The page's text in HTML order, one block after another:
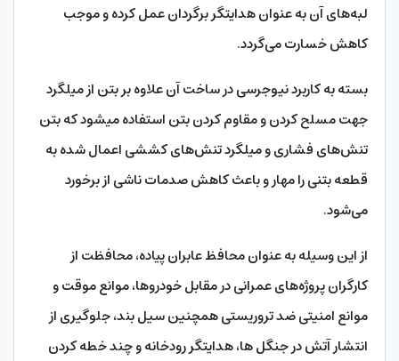
لبه‌‌‌‌های آن به عنوان هدایتگر برگردان عمل کرده و موجب
کاهش خسارت می‌گردد.
بسته به کاربرد نیوجرسی در ساخت آن علاوه بر بتن از میلگرد
جهت مسلح کردن و مقاوم کردن بتن استفاده میشود که بتن
تنش‌‌‌‌های فشاری و میلگرد تنش‌‌‌‌های کششی اعمال شده به
قطعه بتنی را مهار و باعث کاهش صدمات ناشی از برخورد
می‌شود.
از این وسیله به عنوان محافظ عابران پیاده، محافظت از
کارگران پروژه‌‌‌‌های عمرانی در مقابل خودروها، موانع موقت و
موانع امنیتی ضد تروریستی همچنین سیل بند، جلوگیری از
انتشار آتش در جنگل ها، هدایتگر رودخانه و چند خطه کردن